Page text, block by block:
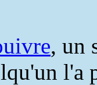
, un
l'a